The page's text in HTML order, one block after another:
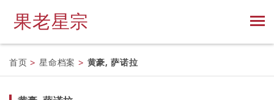
果老星宗
首页 > 星命档案 > 黄豪, 萨诺拉